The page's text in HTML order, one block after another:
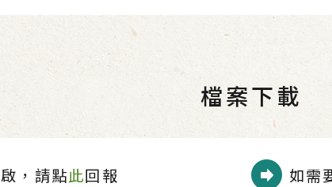
檔案下載
，請點此回報 如需